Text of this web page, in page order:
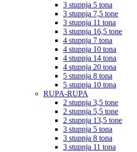
3 stupnja 5 tona
3 stupnja 7,5 tone
3 stupnja 11 tona
3 stupnja 16,5 tone
4 stupnja 7 tona
4 stupnja 10 tona
4 stupnja 14 tona
4 stupnja 20 tona
5 stupnja 8 tona
5 stupnja 10 tona
RUPA-RUPA
2 stupnja 3,5 tone
2 stupnja 5,5 tone
2 stupnja 13,5 tone
3 stupnja 5 tona
3 stupnja 8 tona
3 stupnja 11 tona